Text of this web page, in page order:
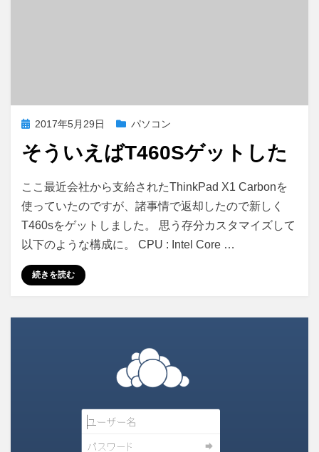
投
日:
2017年5月29日 パソコン
そういえばT460Sゲットした
投稿者 さいこる
そ
い
え
ば
ゲ
コメント
ここ最近会社から支給されたThinkPad X1 Carbonを
使っていたのですが、諸事情で返却したので新しく
T460sをゲットしました。 思う存分カスタマイズして
以下のような構成に。 CPU : Intel Core …
続きを読む